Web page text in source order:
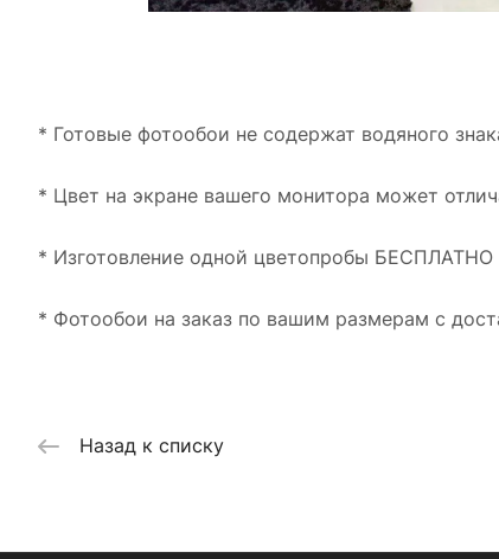
* Готовые фотообои не содержат водяного
* Цвет на экране вашего монитора может
* Изготовление одной цветопробы БЕСПЛАТНО
* Фотообои на заказ по вашим размерам с
Назад к списку